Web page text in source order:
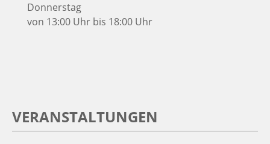
Donnerstag
von 13:00 Uhr bis 18:00 Uhr
VERANSTALTUNGEN